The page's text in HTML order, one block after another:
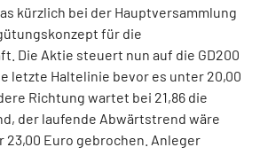
kürzlich bei der Hauptversammlung
für die
Die Aktie steuert nun auf die GD200
letzte Haltelinie bevor es unter 20,00
Richtung wartet bei 21,86 die
der laufende Abwärtstrend wäre
23,00 Euro gebrochen. Anleger